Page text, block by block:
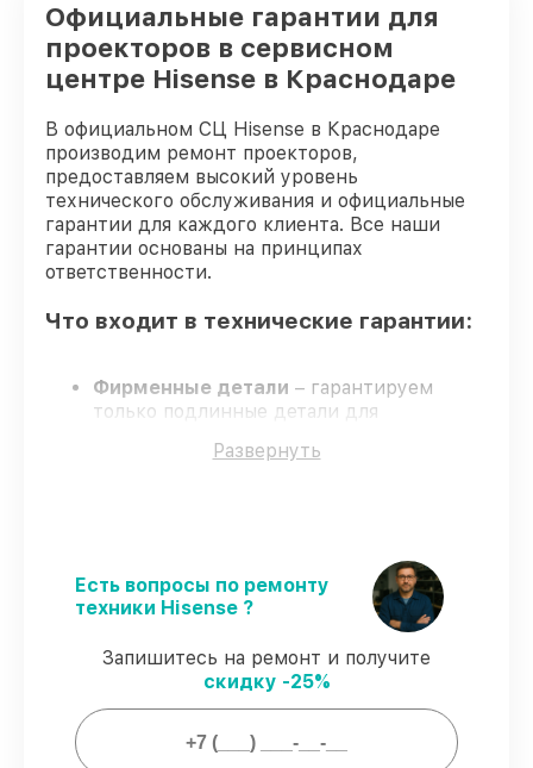
Официальные гарантии для
проекторов в сервисном
центре Hisense в Краснодаре
В официальном СЦ Hisense в Краснодаре
производим ремонт проекторов,
предоставляем высокий уровень
технического обслуживания и официальные
гарантии для каждого клиента. Все наши
гарантии основаны на принципах
ответственности.
Что входит в технические гарантии:
Фирменные детали – гарантируем
только подлинные детали для
Сертифицированные инженеры
сроки.
Сервис с гарантией
– починка с полным
гарантийным сопровождением.
Гарантии сервиса на починку
проекторов:
Развернуть
Есть вопросы по ремонту
техники Hisense ?
Запишитесь на ремонт и получите
скидку -25%